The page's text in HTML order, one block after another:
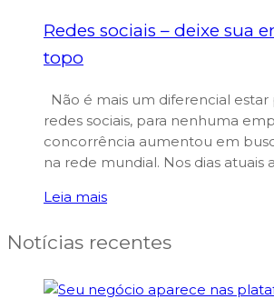
Redes sociais – deixe sua
topo
Não é mais um diferencial
redes sociais, para nenhuma
concorrência aumentou em
na rede mundial. Nos dias atuais
Leia mais
Notícias recentes